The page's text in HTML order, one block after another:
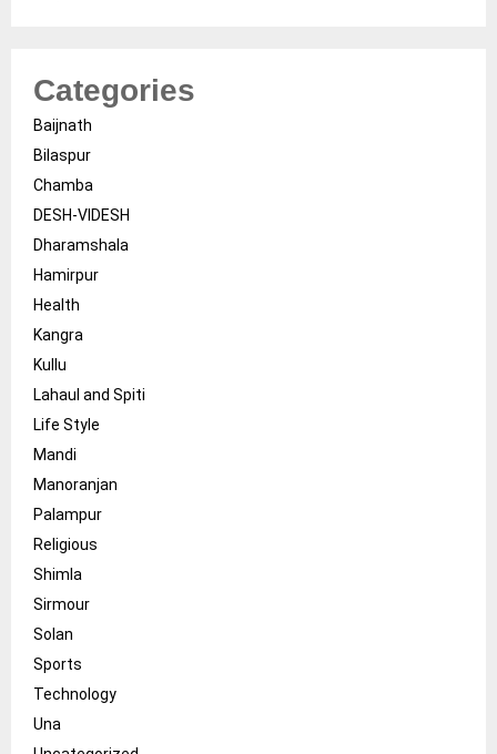
Categories
Baijnath
Bilaspur
Chamba
DESH-VIDESH
Dharamshala
Hamirpur
Health
Kangra
Kullu
Lahaul and Spiti
Life Style
Mandi
Manoranjan
Palampur
Religious
Shimla
Sirmour
Solan
Sports
Technology
Una